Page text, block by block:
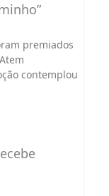
premiados
contemplou